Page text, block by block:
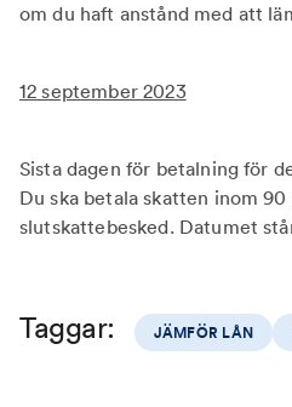
om du haft anstånd med att
12 september 2023
Sista dagen för betalning för
Du ska betala skatten inom
slutskattebesked. Datumet
Taggar: JÄMFÖR LÅN